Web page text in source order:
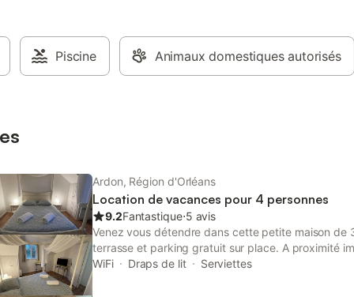
Piscine Animaux domestiques autorisés
Ardon, Région d'Orléans
Location de vacances pour 4 personnes
9.2Fantastique⋅5 avis
Venez vous détendre dans cette petite maison de
terrasse et parking gratuit sur place. A proximité
et à 15mn à peine du centre ville d'Orléans, vous
WiFi Draps de lit Serviettes